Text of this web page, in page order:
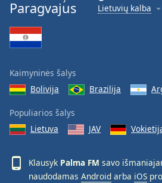
Paragvajus
Lietuvių kalba
Kaimyninės šalys
Bolivija
Brazilija
Populiarios šalys
Lietuva
JAV
Klausyk Palma FM savo
naudodamas Android arba iOS